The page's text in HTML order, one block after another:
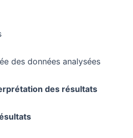
des données analysées
des résultats